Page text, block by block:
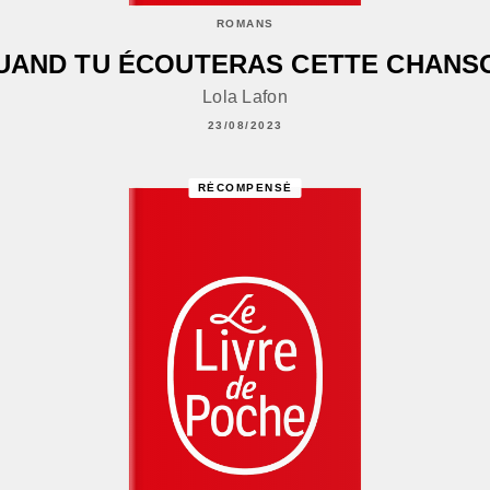
ROMANS
TU ÉCOUTERAS CETTE
Lola Lafon
23/08/2023
RÉCOMPENSÉ